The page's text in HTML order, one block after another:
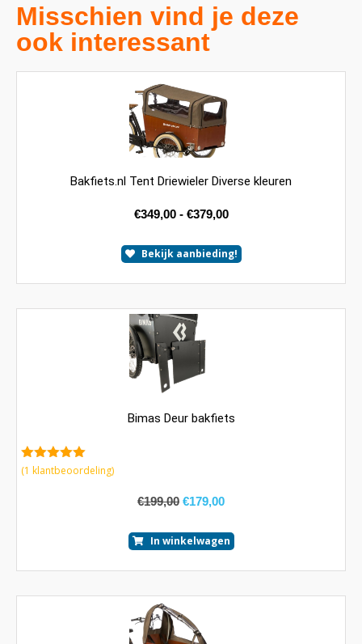
Misschien vind je deze
ook interessant
Bakfiets.nl Tent Driewieler Diverse kleuren
€349,00 - €379,00
Bekijk aanbieding!
Bimas Deur bakfiets
5.00van 5
(1 klantbeoordeling)
€199,00 €179,00
In winkelwagen